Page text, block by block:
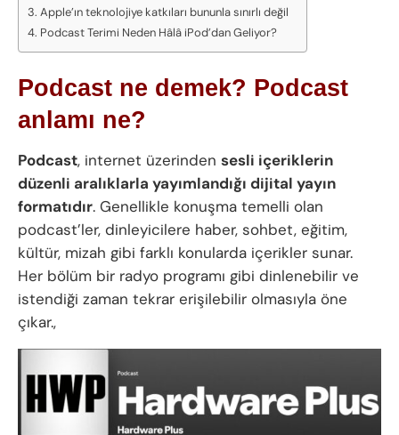
Apple’ın teknolojiye katkıları bununla sınırlı değil
Podcast Terimi Neden Hâlâ iPod’dan Geliyor?
Podcast ne demek? Podcast
anlamı ne?
Podcast, internet üzerinden sesli içeriklerin
düzenli aralıklarla yayımlandığı dijital yayın
formatıdır. Genellikle konuşma temelli olan
podcast’ler, dinleyicilere haber, sohbet, eğitim,
kültür, mizah gibi farklı konularda içerikler sunar.
Her bölüm bir radyo programı gibi dinlenebilir ve
istendiği zaman tekrar erişilebilir olmasıyla öne
çıkar.,